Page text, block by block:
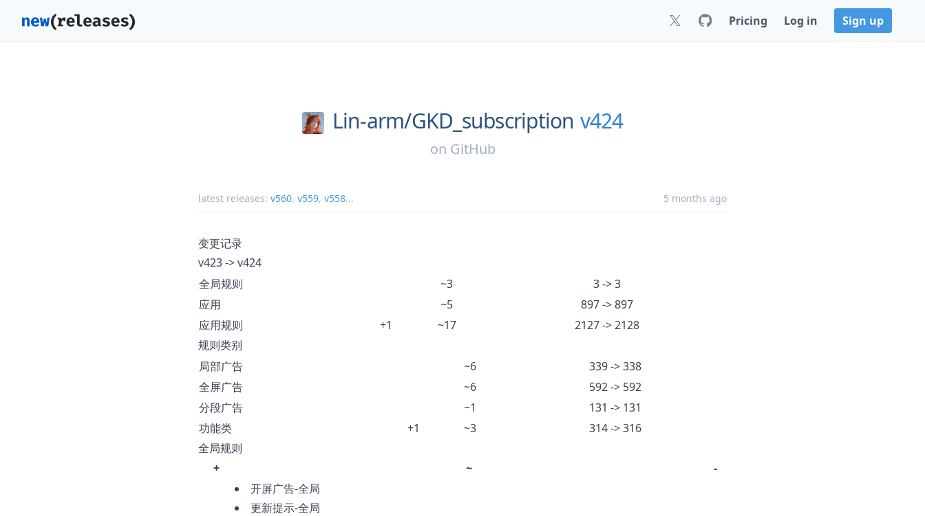
Pricing Log in Sign up
Lin-arm/GKD_subscription v424
on GitHub
latest releases: v560, v559, v558... 5 months ago
变更记录
v423 -> v424
全局规则
~3
3 -> 3
应用
~5
897 -> 897
应用规则
+1 ~17
2127 -> 2128
规则类别
局部广告
~6
339 -> 338
全屏广告
~6
592 -> 592
分段广告
~1
131 -> 131
功能类
+1 ~3
314 -> 316
全局规则
+
~
-
开屏广告-全局
更新提示-全局